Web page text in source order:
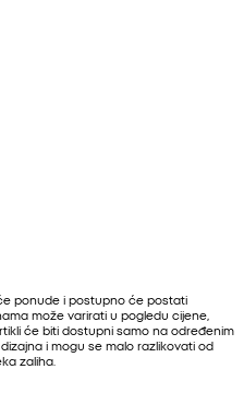
ponude i postupno će postati
može varirati u pogledu cijene,
će biti dostupni samo na određenim
i mogu se malo razlikovati od
zaliha.